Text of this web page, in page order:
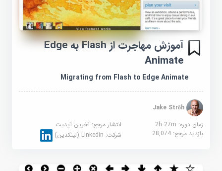
آموزش مهاجرت از Flash به Edge
Animate
Migrating from Flash to Edge Animate
Jake Ströh
زمان دوره: 2h 27m
انتشار مرجع:آخرین آپدیت
بازدید مرجع:28,074 شرکت:Linkedin (لینکدین)